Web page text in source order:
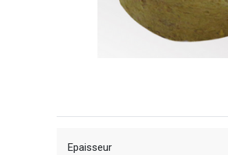
Epaisseur